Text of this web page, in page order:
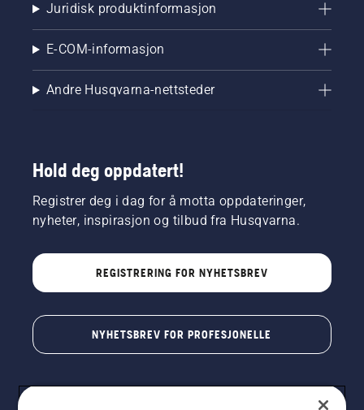
Juridisk produktinformasjon
E-COM-informasjon
Andre Husqvarna-nettsteder
Hold deg oppdatert!
Registrer deg i dag for å motta oppdateringer,
nyheter, inspirasjon og tilbud fra Husqvarna.
REGISTRERING FOR NYHETSBREV
NYHETSBREV FOR PROFESJONELLE